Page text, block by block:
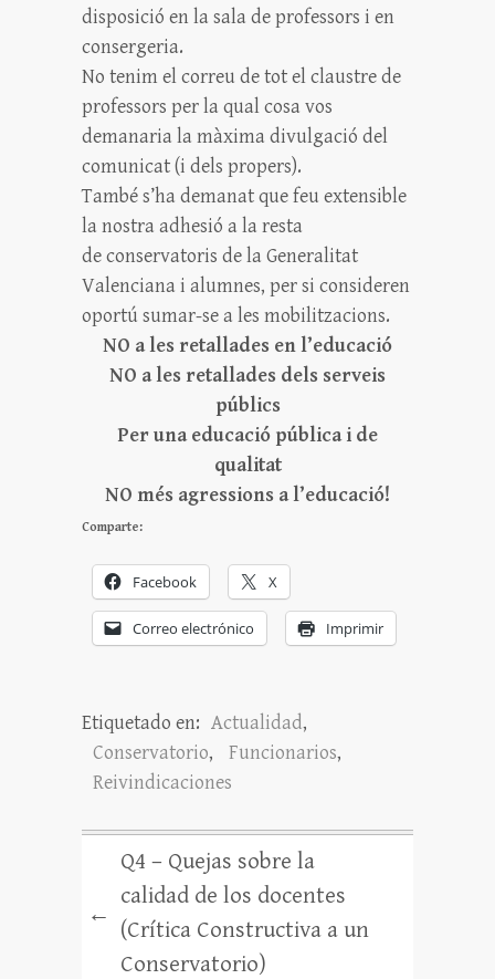
disposició en la sala de professors i en
consergeria.
No tenim el correu de tot el claustre de
professors per la qual cosa vos
demanaria la màxima divulgació del
comunicat (i dels propers).
També s’ha demanat que feu extensible
la nostra adhesió a la resta
de conservatoris de la Generalitat
Valenciana i alumnes, per si consideren
oportú sumar-se a les mobilitzacions.
NO a les retallades en l’educació
NO a les retallades dels serveis
públics
Per una educació pública i de
qualitat
NO més agressions a l’educació!
Comparte:
Facebook X
Correo electrónico Imprimir
Etiquetado en: Actualidad,
Conservatorio, Funcionarios,
Reivindicaciones
←
Q4 – Quejas sobre la
calidad de los docentes
(Crítica Constructiva a un
Conservatorio)